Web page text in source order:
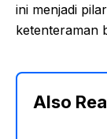
ini menjadi
ketenteraman
Also